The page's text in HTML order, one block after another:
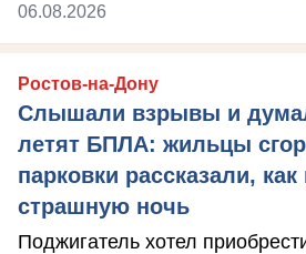
06.08.2026
Ростов-на-Дону
Слышали взрывы и
летят БПЛА: жильцы
парковки рассказали,
страшную ночь
Поджигатель хотел